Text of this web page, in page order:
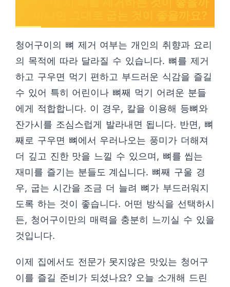
청어구이의 뼈 제거 여부는 개인의 취향과 요리
의 목적에 따라 달라질 수 있습니다. 뼈를 제거
하고 구우면 먹기 편하고 부드러운 식감을 즐길
수 있어 특히 어린이나 뼈째 먹기 어려운 분들
에게 적합합니다. 이 경우, 칼을 이용해 등뼈와
잔가시를 조심스럽게 발라내면 됩니다. 반면, 뼈
째로 구우면 뼈에서 우러나오는 풍미가 더해져
더 깊고 진한 맛을 느낄 수 있으며, 뼈를 씹는
재미를 즐기는 분들도 계십니다. 뼈째 구울 경
우, 굽는 시간을 조금 더 늘려 뼈가 부드러워지
도록 하는 것이 좋습니다. 어떤 방식을 선택하시
든, 청어구이만의 매력을 충분히 느끼실 수 있을
것입니다.
이제 집에서도 전문가 못지않은 맛있는 청어구
이를 즐길 준비가 되셨나요? 오늘 소개해 드린